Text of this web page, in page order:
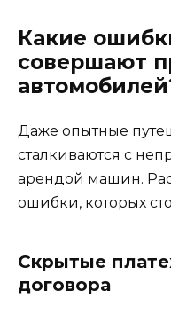
Какие
совершают
Даже опытные
сталкиваются с
арендой машин.
ошибки, которых
Скрытые
договора